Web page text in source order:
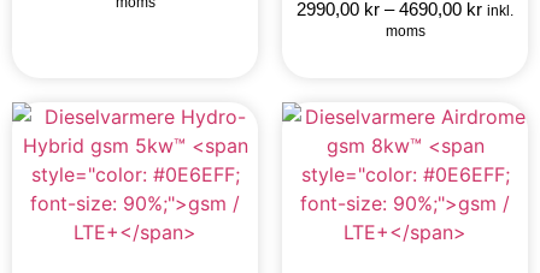
2990,00 kr –4690,00 kr inkl.
moms